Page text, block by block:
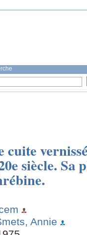
siècle. Sa
Annie